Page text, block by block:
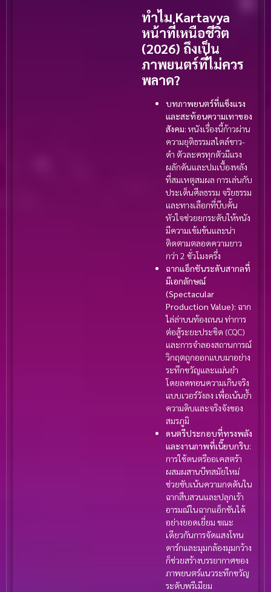
ทำไม Kartavya
หน้าที่เหนือชีวิต
(2026) ถึงเป็น
ภาพยนตร์ที่ไม่ควร
พลาด?
บทภาพยนตร์ที่แข็งแรง
และสะท้อนความเทาของ
สังคม: หนังเรื่องนี้ก้าวผ่าน
ความยุติธรรมสไตล์ขาว-
ดำ ตัวละครทุกตัวมีแรง
ผลักดันและปมเบื้องหลัง
ที่สมเหตุสมผล การเล่นกับ
ประเด็นศีลธรรม จริยธรรม
และทางเลือกที่บีบคั้น
หัวใจช่วยยกระดับให้หนัง
มีความเข้มข้นและน่า
ติดตามตลอดความยาว
กว่า 2 ชั่วโมงครึ่ง
ฉากแอ็กชันระดับสากลที่
มีเอกลักษณ์
(Spectacular
Production Value): ฉาก
ไล่ล่าบนท้องถนน ท่าการ
ต่อสู้ระยะประชิด (CQC)
และการจำลองสถานการณ์
วิกฤตถูกออกแบบมาอย่าง
ระทึกขวัญและแม่นยำ
โดยลดทอนความเกินจริง
แบบเวอร์วังลง เพื่อเน้นย้ำ
ความดิบและจริงจังของ
สมรภูมิ
ดนตรีประกอบที่ทรงพลัง
และงานภาพที่เนี๊ยบกริบ:
การใช้ดนตรีออเคสตร้า
ผสมผสานบีทสมัยใหม่
ช่วยขับเน้นความกดดันใน
ฉากสืบสวนและปลุกเร้า
อารมณ์ในฉากแอ็กชันได้
อย่างยอดเยี่ยม ขณะ
เดียวกันการจัดแสงโทน
ดาร์กและมุมกล้องมุมกว้าง
ก็ช่วยสร้างบรรยากาศของ
ภาพยนตร์แนวระทึกขวัญ
ระดับพรีเมียม